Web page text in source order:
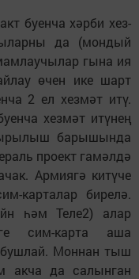
буенча хәрби хез­
да (мондый
гына ия
өчен ике шарт
2 ел хезмәт итү.
хезмәт итүнең
барышында
проект гамәлдә
Армиягә китүче
карталар бирелә.
һәм Теле2) алар
сим-карта аша
бушлай. Моннан тыш
акча да салынган